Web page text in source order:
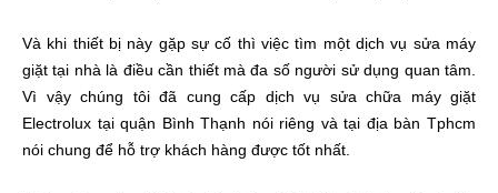
Và khi thiết bị này gặp sự cố thì việc tìm một dịch vụ sửa máy
giặt tại nhà là điều cần thiết mà đa số người sử dụng quan tâm.
Vì vậy chúng tôi đã cung cấp dịch vụ sửa chữa máy giặt
Electrolux tại quận Bình Thạnh nói riêng và tại địa bàn Tphcm
nói chung để hỗ trợ khách hàng được tốt nhất.